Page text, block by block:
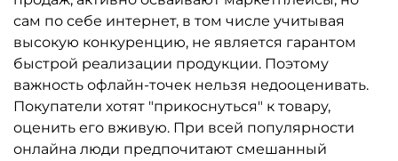
сам по себе интернет, в том числе учитывая
высокую конкуренцию, не является гарантом
быстрой реализации продукции. Поэтому
важность офлайн-точек нельзя недооценивать.
Покупатели хотят "прикоснуться" к товару,
оценить его вживую. При всей популярности
онлайна люди предпочитают смешанный